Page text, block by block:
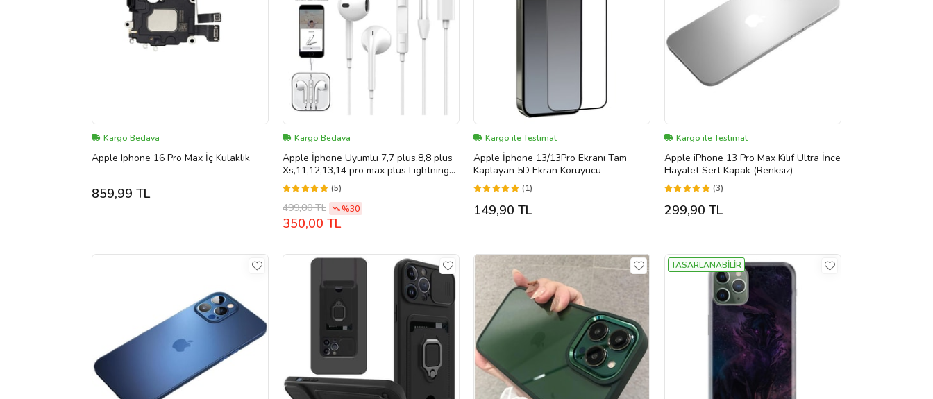
Kargo Bedava
Apple Iphone 16 Pro Max İç Kulaklık
859,99 TL
Kargo Bedava
Apple İphone Uyumlu 7,7 plus,8,8 plus
Xs,11,12,13,14 pro max plus Lightning
Kablolu Bluetooth Kulaklık (Beyaz)
(5)
499,00 TL %30
350,00 TL
Kargo ile Teslimat
Apple İphone 13/13Pro Ekranı Tam
Kaplayan 5D Ekran Koruyucu
(1)
149,90 TL
Kargo ile Teslimat
Apple iPhone 13 Pro Max Kılıf Ultra İnce
Hayalet Sert Kapak (Renksiz)
(3)
299,90 TL
TASARLANABİLİR